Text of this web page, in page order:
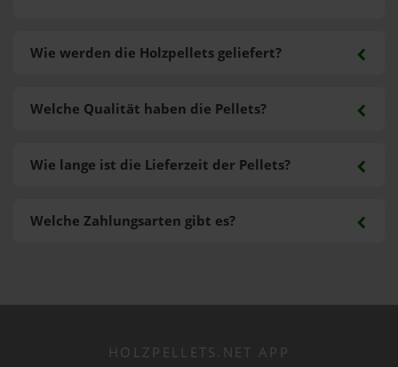
Wie werden die Holzpellets geliefert?
Welche Zahlungsarten gibt es?
Welche Qualität haben die Pellets?
Wie lange ist die Lieferzeit der Pellets?
HOLZPELLETS.NET APP